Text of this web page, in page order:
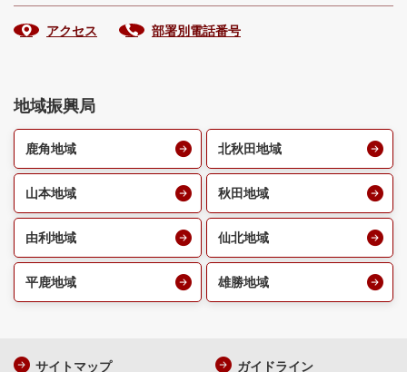
アクセス 部署別電話番号
地域振興局
鹿角地域 北秋田地域
山本地域 秋田地域
由利地域 仙北地域
平鹿地域 雄勝地域
サイトマップ ガイドライン